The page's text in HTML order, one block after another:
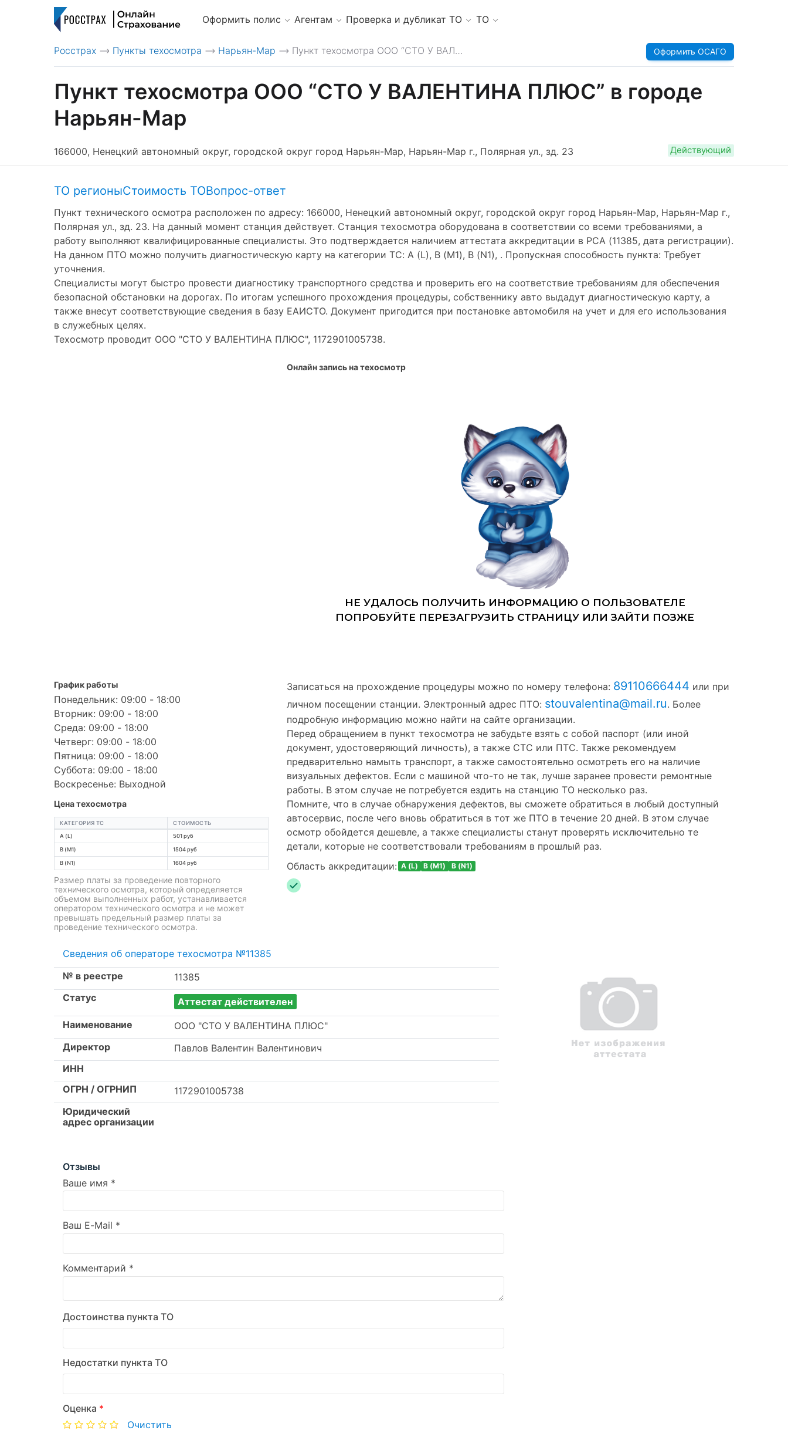
Оформить полис Агентам Проверка и дубликат ТО ТО
Росстрах > Пункты техосмотра > Нарьян-Мар > Пункт техосмотра ООО “СТО У ВАЛЕНТИНА ПЛЮС” Оформить ОСАГО
Пункт техосмотра ООО “СТО У ВАЛЕНТИНА ПЛЮС” в городе
Нарьян-Мар
166000, Ненецкий автономный округ, городской округ город Нарьян-Мар, Нарьян-Мар г., Полярная ул., зд. 23 Действующий
ТО регионыСтоимость ТОВопрос-ответ
Пункт технического осмотра расположен по адресу: 166000, Ненецкий автономный округ, городской округ город Нарьян-Мар, Нарьян-Мар г.,
Полярная ул., зд. 23. На данный момент станция действует. Станция техосмотра оборудована в соответствии со всеми требованиями, а
работу выполняют квалифицированные специалисты. Это подтверждается наличием аттестата аккредитации в РСА (11385, дата регистрации).
На данном ПТО можно получить диагностическую карту на категории ТС: A (L), B (M1), B (N1), . Пропускная способность пункта: Требует
уточнения.
Специалисты могут быстро провести диагностику транспортного средства и проверить его на соответствие требованиям для обеспечения
безопасной обстановки на дорогах. По итогам успешного прохождения процедуры, собственнику авто выдадут диагностическую карту, а
также внесут соответствующие сведения в базу ЕАИСТО. Документ пригодится при постановке автомобиля на учет и для его использования
в служебных целях.
Техосмотр проводит ООО "СТО У ВАЛЕНТИНА ПЛЮС", 1172901005738.
Онлайн запись на техосмотр
График работы
Понедельник: 09:00 - 18:00
Вторник: 09:00 - 18:00
Среда: 09:00 - 18:00
Четверг: 09:00 - 18:00
Пятница: 09:00 - 18:00
Суббота: 09:00 - 18:00
Воскресенье: Выходной
Цена техосмотра
КАТЕГОРИЯ ТС
СТОИМОСТЬ
A (L)
501 руб
B (M1) 1504 руб
B (N1) 1604 руб
Размер платы за проведение повторного
технического осмотра, который определяется
объемом выполненных работ, устанавливается
оператором технического осмотра и не может
превышать предельный размер платы за
проведение технического осмотра.
Записаться на прохождение процедуры можно по номеру телефона: 89110666444 или при
личном посещении станции. Электронный адрес ПТО: stouvalentina@mail.ru. Более
подробную информацию можно найти на сайте организации.
Перед обращением в пункт техосмотра не забудьте взять с собой паспорт (или иной
документ, удостоверяющий личность), а также СТС или ПТС. Также рекомендуем
предварительно намыть транспорт, а также самостоятельно осмотреть его на наличие
визуальных дефектов. Если с машиной что-то не так, лучше заранее провести ремонтные
работы. В этом случае не потребуется ездить на станцию ТО несколько раз.
Помните, что в случае обнаружения дефектов, вы сможете обратиться в любый доступный
автосервис, после чего вновь обратиться в тот же ПТО в течение 20 дней. В этом случае
осмотр обойдется дешевле, а также специалисты станут проверять исключительно те
детали, которые не соответствовали требованиям в прошлый раз.
Область аккредитации: A (L) B (M1) B (N1)
Сведения об операторе техосмотра №11385
№ в реестре
11385
Статус
Аттестат действителен
Наименование
ООО "СТО У ВАЛЕНТИНА ПЛЮС"
Директор
Павлов Валентин Валентинович
ИНН
ОГРН / ОГРНИП
1172901005738
Юридический
адрес организации
Отзывы
Ваше имя *
Ваш E-Mail *
Комментарий *
Достоинства пункта ТО
Недостатки пункта ТО
Оценка *
Очистить